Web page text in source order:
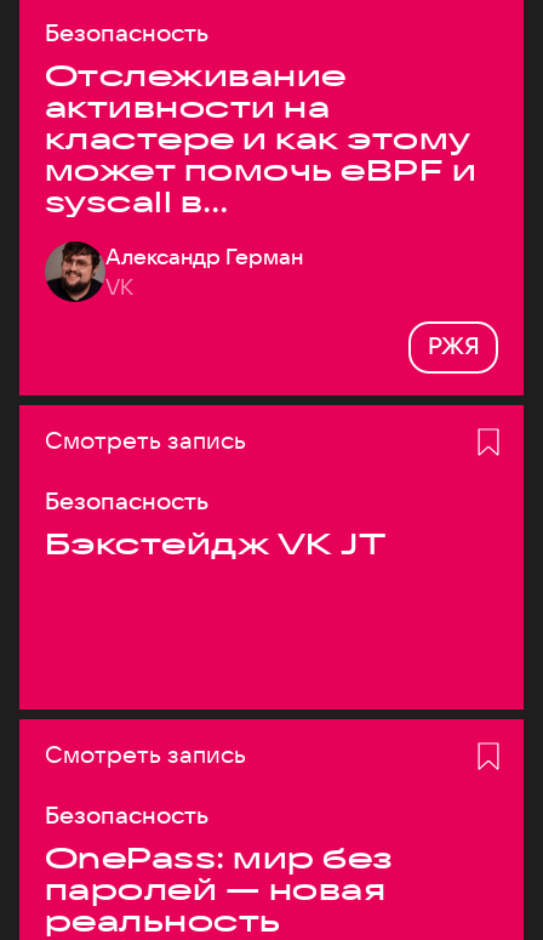
Безопасность
Отслеживание
активности на
кластере и как этому
может помочь eBPF и
syscall в
высоконагруженных
системах
Александр Герман
VK
РЖЯ
Смотреть запись
Безопасность
Бэкстейдж VK JT
Смотреть запись
Безопасность
OnePass: мир без
паролей — новая
реальность